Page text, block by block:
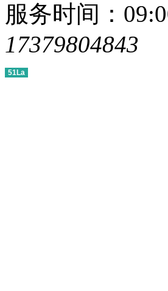
服务时间：
17379804843
51La